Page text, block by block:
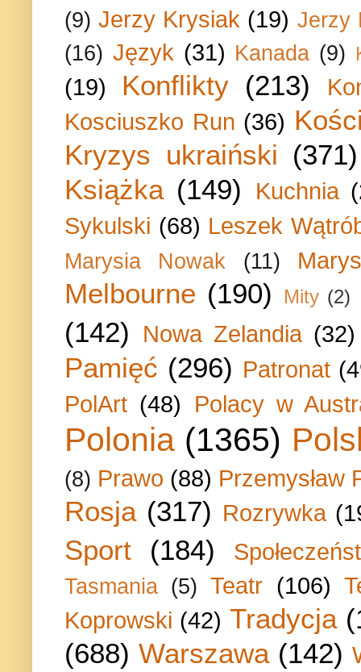
(9) Jerzy Krysiak (19) Jerzy
(16) Język (31) Kanada (9)
(19) Konflikty (213)
Kosciuszko Run (36)
Kryzys ukraiński (371)
Książka (149) Kuchnia
Sykulski (68) Leszek
Marysia Nowak (11)
Melbourne (190) Mity (2)
(142) Nowa Zelandia (32)
Pamięć (296) Patronat
PolArt (48) Polacy w
Polonia (1365)
(8) Prawo (88) Przemysław
Rosja (317) Rozrywka
Sport (184)
Tasmania (5) Teatr (106)
Koprowski (42) Tradycja
(688) Warszawa (142)